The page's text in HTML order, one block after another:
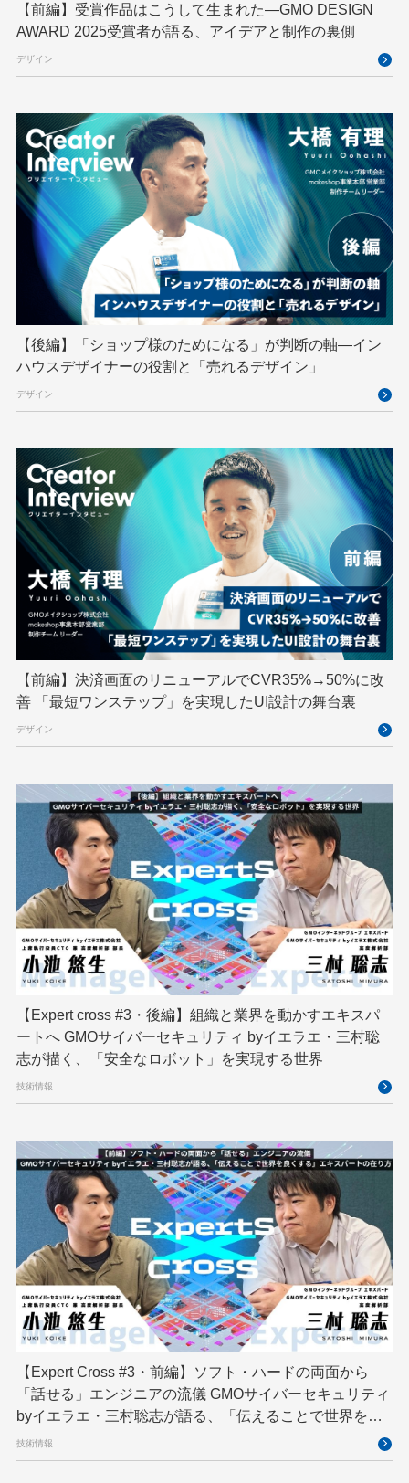
GMO kitaQ GMO SONIC GMOアドパートナーズ
GMOアドマーケティング GMOインターネット
GMOコネクト GMOサイバーセキュリティ byイエラエ
GMOデジキッズ GMOブランドセキュリティ
GMOペイメントゲートウェイ GMOペパボ
GMOメイクショップ GMOメディア GMOロボッツ
GMO大会議 GMO天秤AI Go GPUクラウド
GTB Hack-1グランプリ IETF iOS
ISUCON
Java JJUG JSAI2026 K8s
Kaigi on Rails
Perl PHPcon PHPerKaigi
Python RFC RPA Ruby
SECCON Selenium Spectrum Tokyo Meetup
splunk Takumi byGMO Terraform
TypeScript UI/UX vibe VLA VPN
VS Code XSS ZTNA
アドベントカレンダー
インターンシップ インハウス お名前.com
クリエイターインタビュー
サイバーセキュリティ サマーインターン スクラム
スパム対策 スペシャリスト セキュリティ
ソフトウェアサプライチェーン チームビルディング
デザイン ネットのセキュリティもGMO
ハーネスエンジニアリング バックエンド
ヒューマノイド ヒューマノイドロボット
プログラミング教育
ブロックチェーン フロントエンド ペアリング暗号
ゆめみらいワーク リモートワーク
レンタルサーバー
人工知能 人工知能学会 国際ロボット展
国際標準化 基礎 多拠点開発 大阪公立大学
宮崎オフィス 強化学習 応用
技育プロジェクト 技術広報 技術書典
拡張知能 新卒 新卒研修 映像
映像クリエイター 暗号 業務効率化
生成AI 産学連携
研究開発 耐量子暗号 脆弱性診断 開発者
【前編】受賞作品はこうして生まれた—GMO DESIGN
AWARD 2025受賞者が語る、アイデアと制作の裏側
デザイン
【後編】「ショップ様のためになる」が判断の軸―イン
ハウスデザイナーの役割と「売れるデザイン」
デザイン
【前編】決済画面のリニューアルでCVR35%→50%に改
善 「最短ワンステップ」を実現したUI設計の舞台裏
デザイン
【Expert cross #3・後編】組織と業界を動かすエキスパ
ートへ GMOサイバーセキュリティ byイエラエ・三村聡
志が描く、「安全なロボット」を実現する世界
技術情報
【Expert Cross #3・前編】ソフト・ハードの両面から
「話せる」エンジニアの流儀 GMOサイバーセキュリティ
byイエラエ・三村聡志が語る、「伝えることで世界を良
くする」エキスパートの在り方
技術情報